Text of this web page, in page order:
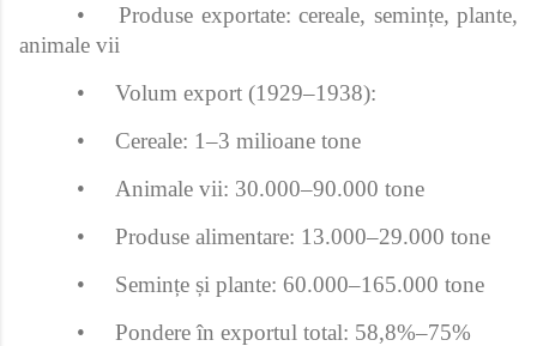
•
Produse exportate: cereale, semințe, plante,
animale vii
•
Volum export (1929–1938):
•
Cereale: 1–3 milioane tone
•
Animale vii: 30.000–90.000 tone
•
Produse alimentare: 13.000–29.000 tone
•
Semințe și plante: 60.000–165.000 tone
•
Pondere în exportul total: 58,8%–75%